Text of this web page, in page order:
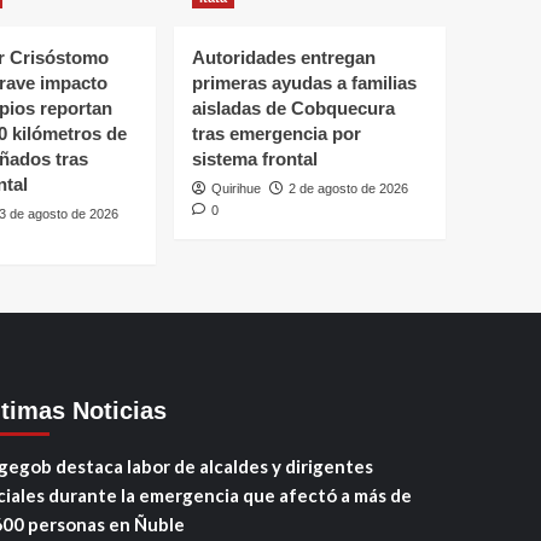
Crisóstomo
impacto
reportan
kilómetros de
tras
3 de agosto de 2026
Autoridades entregan
primeras ayudas a familias
aisladas de Cobquecura
tras emergencia por
sistema frontal
Quirihue
2 de agosto de 2026
0
Noticias
destaca labor de alcaldes y dirigentes
durante la emergencia que afectó a más de
personas en Ñuble